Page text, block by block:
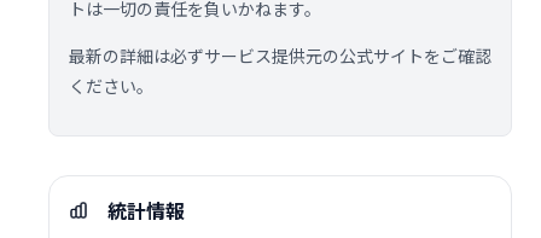
トは一切の責任を負いかねます。
最新の詳細は必ずサービス提供元の公式サイトをご確認
ください。
統計情報